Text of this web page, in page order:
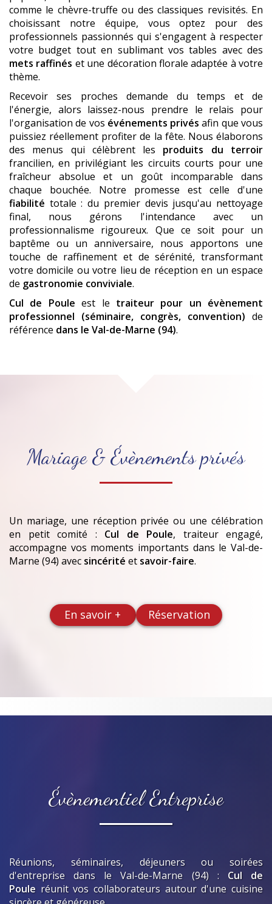
comme le chèvre-truffe ou des classiques revisités. En
choisissant notre équipe, vous optez pour des
professionnels passionnés qui s'engagent à respecter
votre budget tout en sublimant vos tables avec des
mets raffinés et une décoration florale adaptée à votre
thème.
Recevoir ses proches demande du temps et de
l'énergie, alors laissez-nous prendre le relais pour
l'organisation de vos événements privés afin que vous
puissiez réellement profiter de la fête. Nous élaborons
des menus qui célèbrent les produits du terroir
francilien, en privilégiant les circuits courts pour une
fraîcheur absolue et un goût incomparable dans
chaque bouchée. Notre promesse est celle d'une
fiabilité totale : du premier devis jusqu'au nettoyage
final, nous gérons l'intendance avec un
professionnalisme rigoureux. Que ce soit pour un
baptême ou un anniversaire, nous apportons une
touche de raffinement et de sérénité, transformant
votre domicile ou votre lieu de réception en un espace
de gastronomie conviviale.
Cul de Poule est le traiteur pour un évènement
professionnel (séminaire, congrès, convention) de
référence dans le Val-de-Marne (94).
Mariage & Évènements privés
Un mariage, une réception privée ou une célébration
en petit comité : Cul de Poule, traiteur engagé,
accompagne vos moments importants dans le Val-de-
Marne (94) avec sincérité et savoir-faire.
En savoir + Réservation
Évènementiel Entreprise
Réunions, séminaires, déjeuners ou soirées
d'entreprisedans le Val-de-Marne (94): Cul de
Poule réunit vos collaborateurs autour d'une cuisine